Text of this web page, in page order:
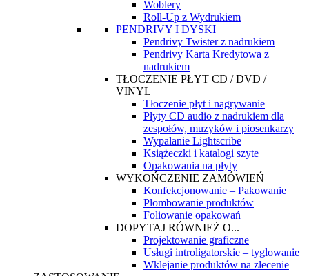
Woblery
Roll-Up z Wydrukiem
PENDRIVY I DYSKI
Pendrivy Twister z nadrukiem
Pendrivy Karta Kredytowa z
nadrukiem
TŁOCZENIE PŁYT CD / DVD /
VINYL
Tłoczenie płyt i nagrywanie
Płyty CD audio z nadrukiem dla
zespołów, muzyków i piosenkarzy
Wypalanie Lightscribe
Książeczki i katalogi szyte
Opakowania na płyty
WYKOŃCZENIE ZAMÓWIEŃ
Konfekcjonowanie – Pakowanie
Plombowanie produktów
Foliowanie opakowań
DOPYTAJ RÓWNIEŻ O...
Projektowanie graficzne
Usługi introligatorskie – tyglowanie
Wklejanie produktów na zlecenie